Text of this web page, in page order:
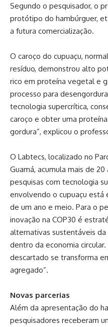
Segundo o pesquisador, o
protótipo do hambúrguer,
a futura comercialização.
O caroço do cupuaçu,
resíduo, demonstrou alto
rico em proteína vegetal e
processo para
tecnologia supercrítica,
caroço e obter uma
gordura”, explicou o
O Labtecs, localizado no
Guamá, acumula mais de
pesquisas com tecnologia
envolvendo o cupuaçu está
de um ano e meio. Para o
inovação na COP30 é
alternativas sustentáveis
dentro da economia
descartado se transforma
agregado”.
Novas parcerias
Além da apresentação do
pesquisadores receberam